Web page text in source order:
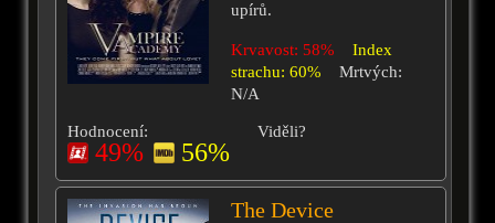
upírů.
Krvavost: 58%
Index
strachu: 60%
Mrtvých:
N/A
Hodnocení:
49% 56%
Viděli?
The Device